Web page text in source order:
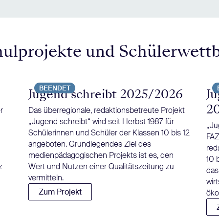
und
BEENDET
Jugend schreibt 2025/2026
Das überregionale, redaktionsbetreute Projekt
„Jugend schreibt“ wird seit Herbst 1987 für
Schülerinnen und Schüler der Klassen 10 bis 12
angeboten. Grundlegendes Ziel des
medienpädagogischen Projekts ist es, den
Wert und Nutzen einer Qualitätszeitung zu
vermitteln.
Zum Projekt
10